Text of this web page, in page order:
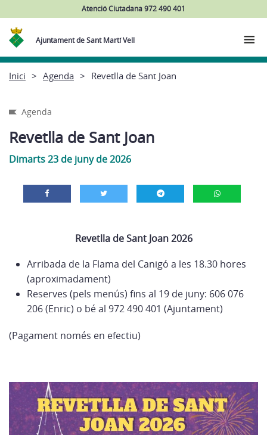
Atenció Ciutadana 972 490 401
Ajuntament de Sant Martí Vell
Inici Agenda Revetlla de Sant Joan
Agenda
Revetlla de Sant Joan
Dimarts 23 de juny de 2026
Revetlla de Sant Joan 2026
Arribada de la Flama del Canigó a les 18.30 hores
(aproximadament)
Reserves (pels menús) fins al 19 de juny: 606 076
206 (Enric) o bé al 972 490 401 (Ajuntament)
(Pagament només en efectiu)